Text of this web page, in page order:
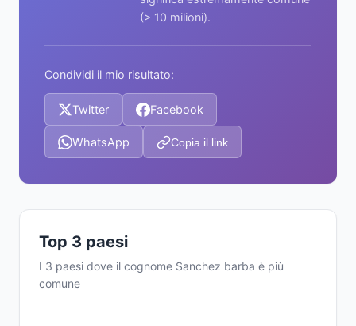
(> 10 milioni).
Condividi il mio risultato:
Twitter Facebook
WhatsApp Copia il link
Top 3 paesi
I 3 paesi dove il cognome Sanchez barba è più
comune